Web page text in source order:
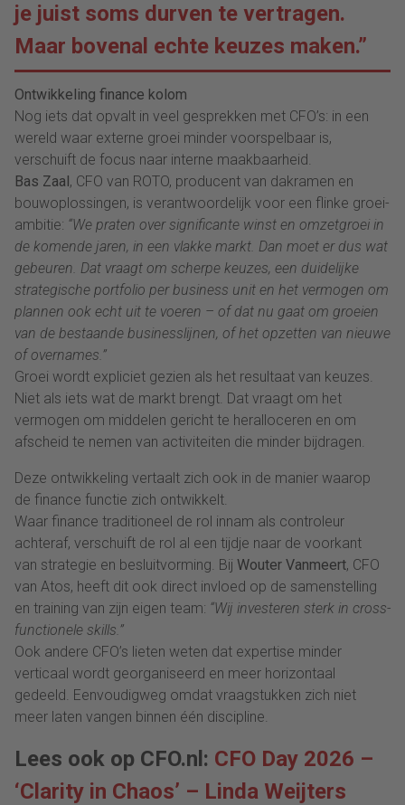
je juist soms durven te vertragen.
Maar bovenal echte keuzes maken.”
Ontwikkeling finance kolom
Nog iets dat opvalt in veel gesprekken met CFO’s: in een
wereld waar externe groei minder voorspelbaar is,
verschuift de focus naar interne maakbaarheid.
Bas Zaal, CFO van ROTO, producent van dakramen en
bouwoplossingen, is verantwoordelijk voor een flinke groei-
ambitie: “We praten over significante winst en omzetgroei in
de komende jaren, in een vlakke markt. Dan moet er dus wat
gebeuren. Dat vraagt om scherpe keuzes, een duidelijke
strategische portfolio per business unit en het vermogen om
plannen ook echt uit te voeren – of dat nu gaat om groeien
van de bestaande businesslijnen, of het opzetten van nieuwe
of overnames.”
Groei wordt expliciet gezien als het resultaat van keuzes.
Niet als iets wat de markt brengt. Dat vraagt om het
vermogen om middelen gericht te heralloceren en om
afscheid te nemen van activiteiten die minder bijdragen.
Deze ontwikkeling vertaalt zich ook in de manier waarop
de finance functie zich ontwikkelt.
Waar finance traditioneel de rol innam als controleur
achteraf, verschuift de rol al een tijdje naar de voorkant
van strategie en besluitvorming. Bij Wouter Vanmeert, CFO
van Atos, heeft dit ook direct invloed op de samenstelling
en training van zijn eigen team: “Wij investeren sterk in cross-
functionele skills.”
Ook andere CFO’s lieten weten dat expertise minder
verticaal wordt georganiseerd en meer horizontaal
gedeeld. Eenvoudigweg omdat vraagstukken zich niet
meer laten vangen binnen één discipline.
Lees ook op CFO.nl: CFO Day 2026 –
‘Clarity in Chaos’ – Linda Weijters